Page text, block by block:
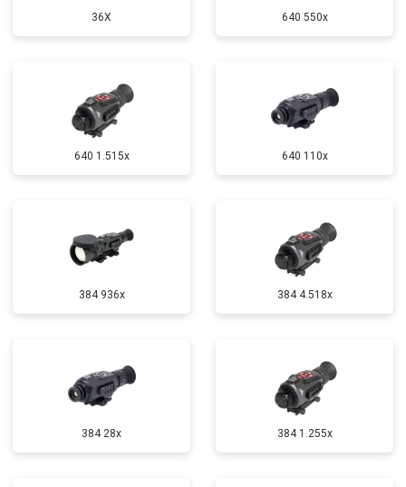
36X 640 550x
640 1.515x 640 110x
384 936x 384 4.518x
384 28x 384 1.255х